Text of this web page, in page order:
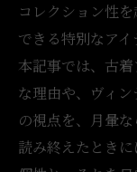
コレクション性
できる特別なアイ
本記事では、古
な理由や、ヴィ
の視点を、月暈
読み終えたとき